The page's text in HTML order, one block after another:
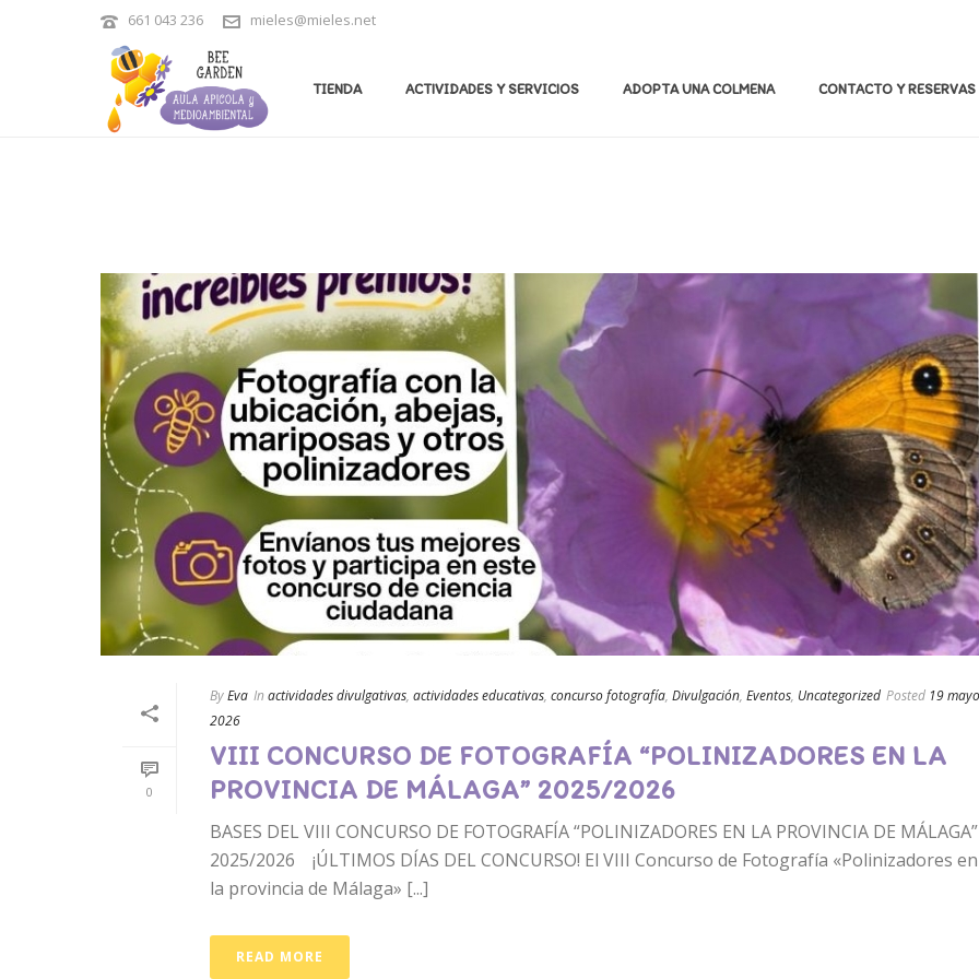
661 043 236 mieles@mieles.net
TIENDA ACTIVIDADES Y SERVICIOS ADOPTA UNA COLMENA CONTACTO Y RESERVAS
EVENTOS
0
ByEva In actividades divulgativas, actividades educativas, concurso fotografía, Divulgación, Eventos, Uncategorized Posted 19
2026
VIII CONCURSO DE FOTOGRAFÍA “POLINIZADORES EN LA
PROVINCIA DE MÁLAGA” 2025/2026
BASES DEL VIII CONCURSO DE FOTOGRAFÍA “POLINIZADORES EN LA PROVINCIA DE MÁLAGA”
2025/2026 ¡ÚLTIMOS DÍAS DEL CONCURSO! El VIII Concurso de Fotografía «Polinizadores en
la provincia de Málaga» [...]
READ MORE